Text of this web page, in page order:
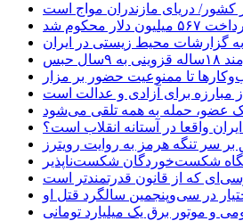
کشور/ دریای مازندران مواج است
شد
گزارشات محیط زیستی در ایران
حبس
تا ممنوعیت حضور بر مزار
مبارزه برای آزادی و عدالت است
عضو، حمله به همه تلقی می‌شود
واقعا در آستانه انقلاب است؟
بر سر تنگه هرمز به روایت رویترز
شکست‌خوردگان شکست‌ناپذیر
که از قانون قدرتمندتر است
در سی‌وپنجمین سالگرد قتل او
و موتور برق یک میلیارد تومانی